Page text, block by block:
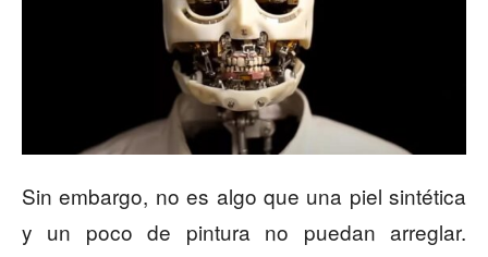
Sin embargo, no es algo que una piel sintética
y un poco de pintura no puedan arreglar.